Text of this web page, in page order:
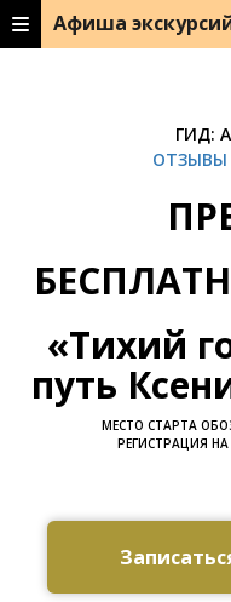
Афиша
ГИД:
ОТЗЫВЫ
«Тихий
путь
МЕСТО СТАРТА
РЕГИСТРАЦИЯ
Ссылка на это место